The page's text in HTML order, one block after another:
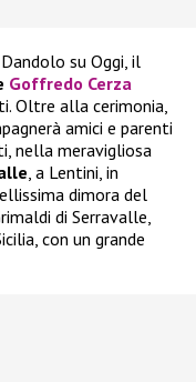
su Oggi, il
Goffredo Cerza
Oltre alla cerimonia,
amici e parenti
nella meravigliosa
, a Lentini, in
dimora del
di Serravalle,
con un grande